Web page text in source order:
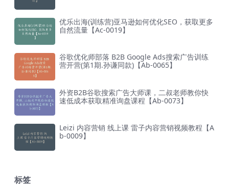
优乐出海(训练营)亚马逊如何优化SEO，获取更多
自然流量【Ac-0019】
谷歌优化师部落 B2B Google Ads搜索广告训练
营开营(第1期.孙谦同款)【Ab-0065】
外资B2B谷歌搜索广告大师课，二叔老师教你快
速低成本获取精准询盘课程【Ab-0073】
Leizi 内容营销 线上课 雷子内容营销视频教程【A
b-0009】
标签